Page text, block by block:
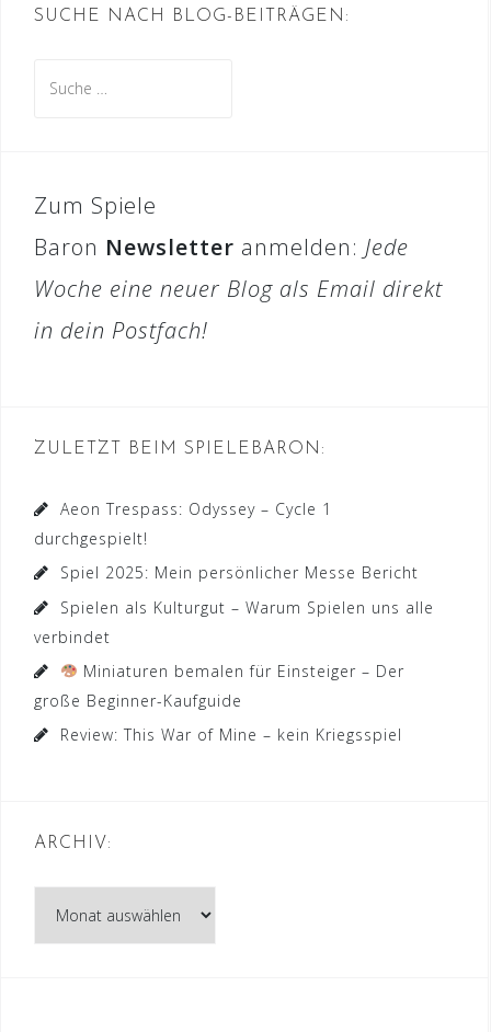
SUCHE NACH BLOG-BEITRÄGEN:
nach:
Zum Spiele
Baron Newsletter anmelden: Jede
Woche eine neuer Blog als Email direkt
in dein Postfach!
ZULETZT BEIM SPIELEBARON:
Aeon Trespass: Odyssey – Cycle 1
durchgespielt!
Spiel 2025: Mein persönlicher Messe Bericht
Spielen als Kulturgut – Warum Spielen uns alle
verbindet
Miniaturen bemalen für Einsteiger – Der
große Beginner-Kaufguide
Review: This War of Mine – kein Kriegsspiel
ARCHIV: